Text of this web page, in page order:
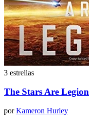
3 estrellas
The Stars Are Legion
porKameron Hurley